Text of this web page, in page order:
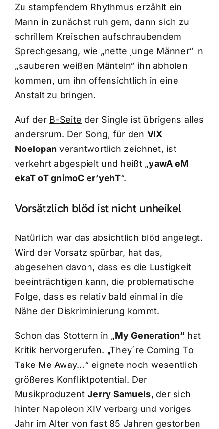
Zu stampfendem Rhythmus erzählt ein
Mann in zunächst ruhigem, dann sich zu
schrillem Kreischen aufschraubendem
Sprechgesang, wie „nette junge Männer“ in
„sauberen weißen Mänteln“ ihn abholen
kommen, um ihn offensichtlich in eine
Anstalt zu bringen.
Auf der B-Seite der Single ist übrigens alles
andersrum. Der Song, für den VIX
Noelopan verantwortlich zeichnet, ist
verkehrt abgespielt und heißt „yawA eM
ekaT oT gnimoC er’yehT“.
Vorsätzlich blöd ist nicht unheikel
Natürlich war das absichtlich blöd angelegt.
Wird der Vorsatz spürbar, hat das,
abgesehen davon, dass es die Lustigkeit
beeinträchtigen kann, die problematische
Folge, dass es relativ bald einmal in die
Nähe der Diskriminierung kommt.
Schon das Stottern in „My Generation“ hat
Kritik hervorgerufen. „They´re Coming To
Take Me Away…“ eignete noch wesentlich
größeres Konfliktpotential. Der
MusikproduzentJerry Samuels, der sich
hinter Napoleon XIV verbarg und voriges
Jahr im Alter von fast 85 Jahren gestorben